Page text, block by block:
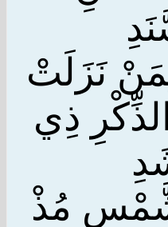
نَزَلَتْ
ذِي
مُذْ